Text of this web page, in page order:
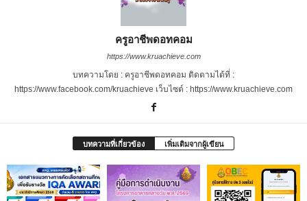
ครูอาชีพดอทคอม
https://www.kruachieve.com
บทความโดย : ครูอาชีพดอทคอม ติดตามได้ที่ :
https://www.facebook.com/kruachieve เว็บไซต์ : https://www.kruachieve.com
บทความที่เกี่ยวข้อง เพิ่มเติมจากผู้เขียน